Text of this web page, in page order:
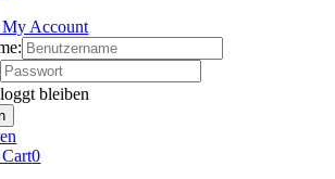
My Account
bleiben
0